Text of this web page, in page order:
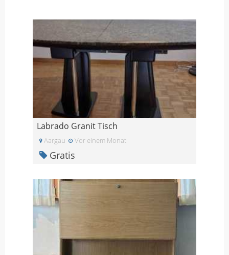
Labrado Granit Tisch
Aargau Vor einem Monat
Gratis